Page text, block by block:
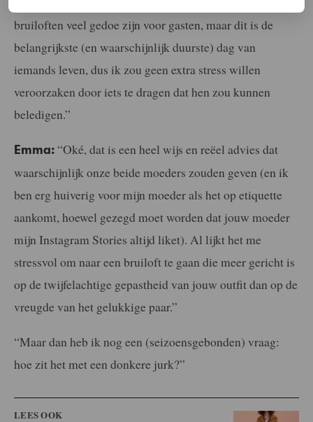
bruiloften veel gedoe zijn voor gasten, maar dit is de
belangrijkste (en waarschijnlijk duurste) dag van
iemands leven, dus ik zou geen extra stress willen
veroorzaken door iets te dragen dat hen zou kunnen
beledigen.”
Emma: “Oké, dat is een heel wijs en reëel advies dat
waarschijnlijk onze beide moeders zouden geven (en ik
ben erg huiverig voor mijn moeder als het op etiquette
aankomt, hoewel gezegd moet worden dat jouw moeder
mijn Instagram Stories altijd liket). Al lijkt het me
stressvol om naar een bruiloft te gaan die meer gericht is
op de twijfelachtige gepastheid van jouw outfit dan op de
vreugde van het gelukkige paar.”
“Maar dan heb ik nog een (seizoensgebonden) vraag:
hoe zit het met een donkere jurk?”
LEES OOK